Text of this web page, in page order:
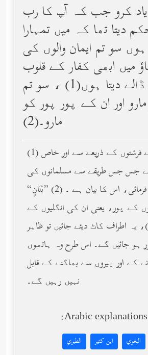
کرو جب کہ آپ کا رب
دیتا تھا کہ میں تمہارا
سو تم ایمان والوں کی
میں ابھی کفار کے قلوب
میں رعب ڈالے دیتا ہوں(1) ، سو تم
اور ان کے پور پور کو
مارو۔(2)
(1) یہ اللہ تعالیٰ نے فرشتوں کے ذریعے سے اور خاص
جس جس طریقے سے مسلمانوں کی
بدر میں مدد فرمائی، اس کا بیان ہے ۔ (2) ”بَنَانٍ“
کے پور، یعنی ان کی انگلیوں کے
یہ اطراف کاٹ دیئے جائیں تو ظاہر
ہو جائیں گے۔ اس طرح وہ ہاتھوں
کے اور پیروں سے بھاگنے کے قابل
نہیں رہیں گے۔
Arabic
البغوي ابن كثير الطبري